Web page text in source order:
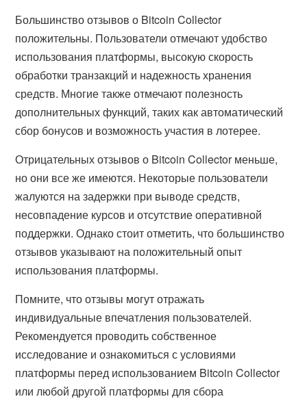
Большинство отзывов о Bitcoin Collector
положительны. Пользователи отмечают удобство
использования платформы, высокую скорость
обработки транзакций и надежность хранения
средств. Многие также отмечают полезность
дополнительных функций, таких как автоматический
сбор бонусов и возможность участия в лотерее.
Отрицательных отзывов о Bitcoin Collector меньше,
но они все же имеются. Некоторые пользователи
жалуются на задержки при выводе средств,
несовпадение курсов и отсутствие оперативной
поддержки. Однако стоит отметить, что большинство
отзывов указывают на положительный опыт
использования платформы.
Помните, что отзывы могут отражать
индивидуальные впечатления пользователей.
Рекомендуется проводить собственное
исследование и ознакомиться с условиями
платформы перед использованием Bitcoin Collector
или любой другой платформы для сбора